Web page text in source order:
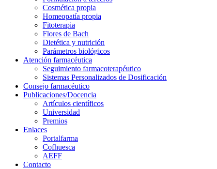
Cosmética propia
Homeopatía propia
Fitoterapia
Flores de Bach
Dietética y nutrición
Parámetros biológicos
Atención farmacéutica
Seguimiento farmacoterapéutico
Sistemas Personalizados de Dosificación
Consejo farmacéutico
Publicaciones/Docencia
Artículos científicos
Universidad
Premios
Enlaces
Portalfarma
Cofhuesca
AEFF
Contacto